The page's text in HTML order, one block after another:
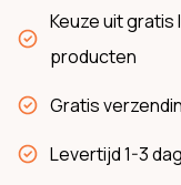
Keuze uit gratis
producten
Gratis
Levertijd 1-3